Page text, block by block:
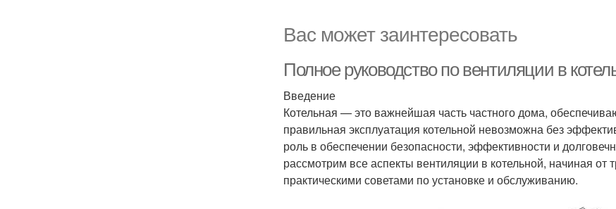
Вас может заинтересовать
Полное руководство по вентиляции в
Введение
Котельная — это важнейшая часть частного дома,
правильная эксплуатация котельной невозможна без
роль в обеспечении безопасности, эффективности и
рассмотрим все аспекты вентиляции в котельной, начиная от
практическими советами по установке и обслуживанию.